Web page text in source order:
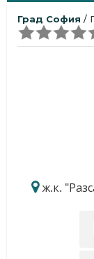
Град София /
ж.к.